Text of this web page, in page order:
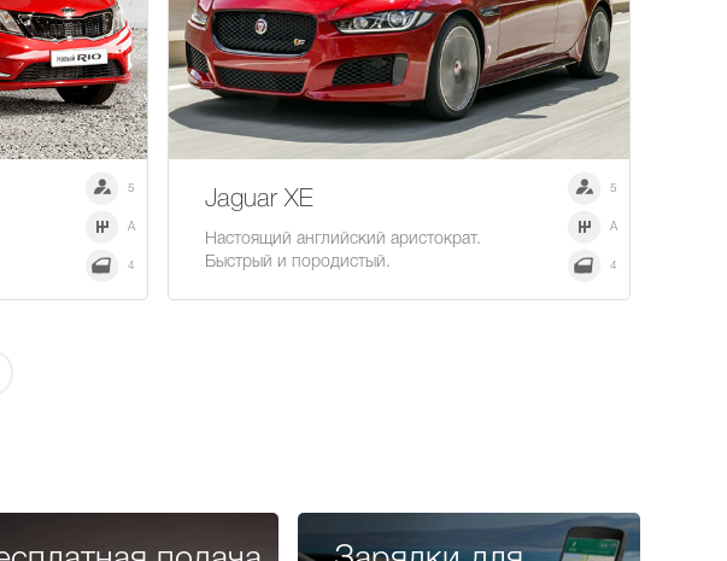
5
A
4
Jaguar XE
Настоящий английский аристократ.
Быстрый и породистый.
5
A
4